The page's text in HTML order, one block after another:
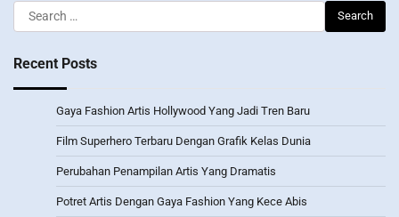
Search
for:
Recent Posts
Gaya Fashion Artis Hollywood Yang Jadi Tren Baru
Film Superhero Terbaru Dengan Grafik Kelas Dunia
Perubahan Penampilan Artis Yang Dramatis
Potret Artis Dengan Gaya Fashion Yang Kece Abis